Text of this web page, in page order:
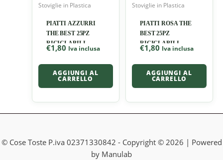
Stoviglie in Plastica
PIATTI AZZURRI
THE BEST 25PZ
RICICLABILI
€1,80 Iva inclusa
AGGIUNGI AL
CARRELLO
Stoviglie in Plastica
PIATTI ROSA THE
BEST 25PZ
RICICLABILI
€1,80 Iva inclusa
AGGIUNGI AL
CARRELLO
© Cose Toste P.iva 02371330842 - Copyright © 2026 | Powered
by Manulab